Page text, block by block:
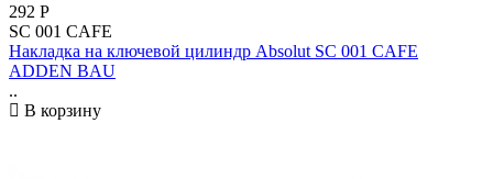
292 Р
SC 001 CAFE
Накладка на ключевой цилиндр Absolut SC 001 CAFE
ADDEN BAU
..
В корзину